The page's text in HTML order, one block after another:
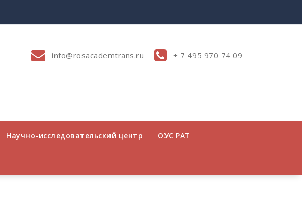
info@rosacademtrans.ru + 7 495 970 74 09
Научно-исследовательский центр ОУС РАТ